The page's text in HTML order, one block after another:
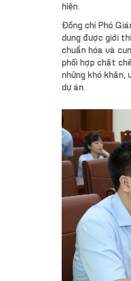
hiện.
Đồng chí Phó
dung được giới
chuẩn hóa và
phối hợp chặt
những khó khăn,
dự án.